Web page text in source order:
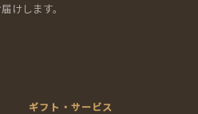
けします。
ギフト・サービス